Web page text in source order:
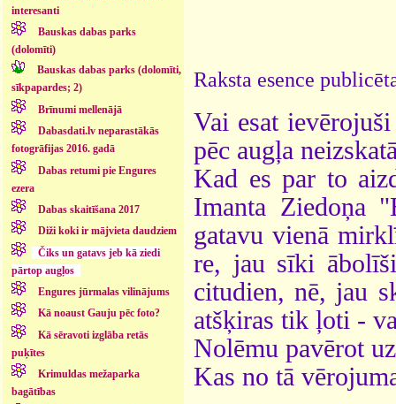
interesanti
Bauskas dabas parks
(dolomīti)
Bauskas dabas parks (dolomīti,
sīkpapardes; 2)
Brīnumi mellenājā
Dabasdati.lv neparastākās
fotogrāfijas 2016. gadā
Dabas retumi pie Engures
ezera
Dabas skaitīšana 2017
Diži koki ir mājvieta daudziem
Čiks un gatavs jeb kā ziedi
pārtop augļos
Engures jūrmalas vilinājums
Kā noaust Gauju pēc foto?
Kā sēravoti izglāba retās
puķītes
Krimuldas mežaparka
bagātības
Raksta esence
Vai esat
pēc augļa
Kad es par to
Imanta Ziedoņa
gatavu vienā
re, jau sīki
citudien, nē, jau
atšķiras tik ļoti -
Nolēmu pavērot
Kas no tā